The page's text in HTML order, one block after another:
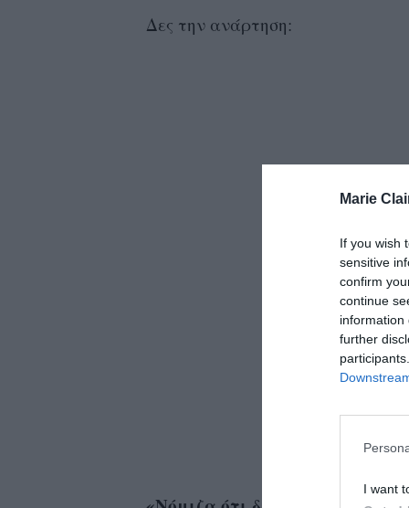
Marie
If you wish
sensitive
confirm
continue
information
further
I want
Δες την ανάρτηση: